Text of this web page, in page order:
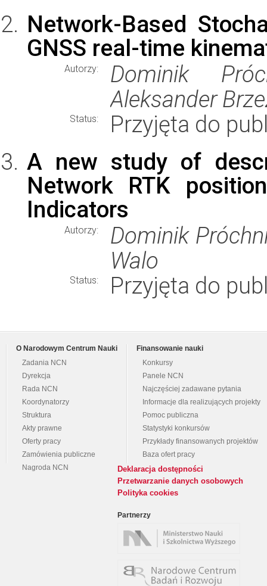
Network-Based
GNSS real-time
Autorzy:
Dominik
Aleksander
Status:
Przyjęta do
A new study of
Network RTK
Indicators
Autorzy:
Dominik
Walo
Status: Przyjęta do
O Narodowym Centrum Nauki
Zadania NCN
Dyrekcja
Rada NCN
Koordynatorzy
Struktura
Akty prawne
Oferty pracy
Zamówienia publiczne
Nagroda NCN
Finansowanie nauki
Konkursy
Panele NCN
Najczęściej zadawane pytania
Informacje dla realizujących projekty
Pomoc publiczna
Statystyki konkursów
Przykłady finansowanych projektów
Baza ofert pracy
Deklaracja dostępności
Przetwarzanie danych osobowych
Polityka cookies
Partnerzy